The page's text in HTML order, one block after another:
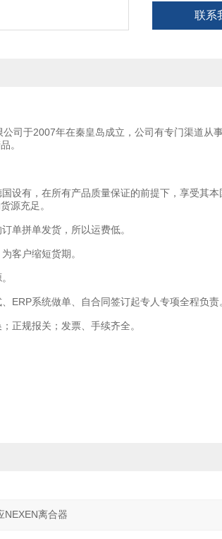
联系
司于2007年在秦皇岛成立，公司有专门渠道从
。
有，在所有产品质量保证的前提下，享受其本
源充足。
拼单发货，所以运费低。
户缩短货期。
系统做单、自合同签订起专人专项全程负责
规报关；发票、手续齐全。